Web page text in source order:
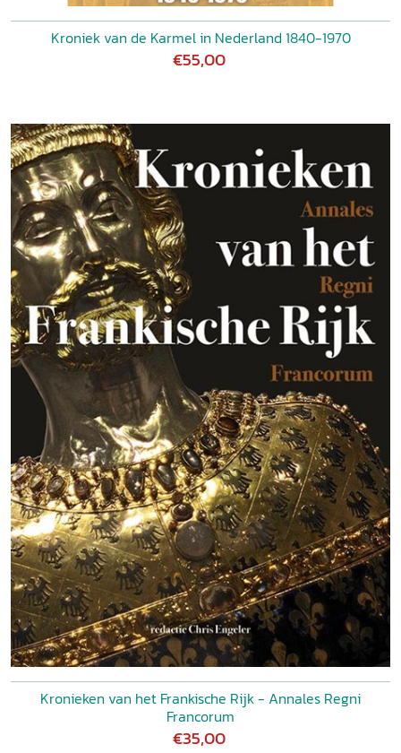
Kroniek van de Karmel in Nederland 1840-1970
€55,00
Kronieken van het Frankische Rijk - Annales Regni
Francorum
€35,00